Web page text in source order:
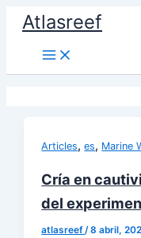
contenido
Atlasreef
Articles,es, Marine
Cría en
del
atlasreef/8 abril,